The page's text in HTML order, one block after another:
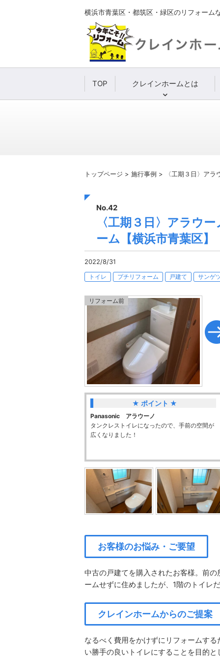
横浜市青葉区・都筑区・緑区のリフォーム
TOP クレインホームとは
トップページ > 施行事例 > 〈工期３日〉ア
No.42
〈工期３日〉アラウ
ーム【横浜市青葉区】
2022/8/31
トイレ プチリフォーム 戸建て サンゲ
★ ポイント ★
Panasonic アラウーノ
タンクレストイレになったので、手前の空間が
広くなりました！
お客様のお悩み・ご要望
中古の戸建てを購入されたお客様。前
ームせずに住めましたが、1階のトイレ
クレインホームからのご提案
なるべく費用をかけずにリフォームす
い勝手の良いトイレにすることを目的